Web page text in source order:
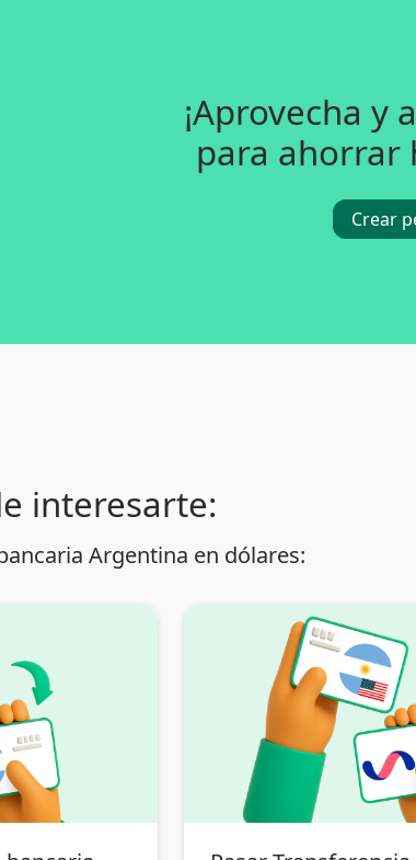
¡Aprovecha y
para ahorrar
Crear
interesarte:
Argentina en dólares: